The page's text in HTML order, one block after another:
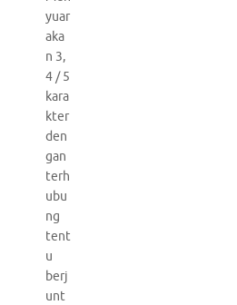
yuar
aka
n 3,
4 / 5
kara
kter
den
gan
terh
ubu
ng
tent
u
berj
unt